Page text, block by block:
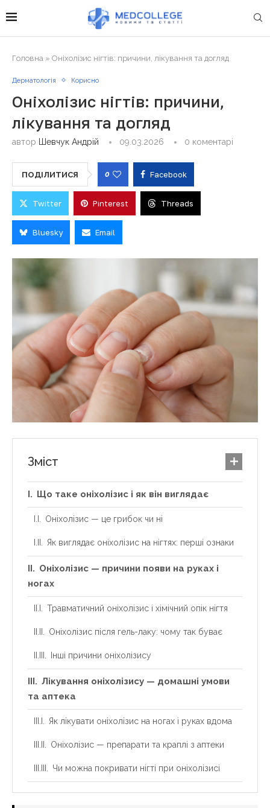
Головна » Оніхолізис нігтів: причини, лікування та догляд
Дерматологія Корисно
Оніхолізис нігтів: причини,
лікування та догляд
автор Шевчук Андрій 09.03.2026 0 коментарі
ПОДІЛИТИСЯ 0 Facebook
Twitter Pinterest Threads
Bluesky Email
Зміст
Що таке оніхолізис і як він виглядає
Оніхолізис — це грибок чи ні
Як виглядає оніхолізис на нігтях: перші ознаки
Оніхолізис — причини появи на руках і
ногах
Травматичний оніхолізис і хімічний опік нігтя
Оніхолізис після гель-лаку: чому так буває
Інші причини оніхолізису
Лікування оніхолізису — домашні умови
та аптека
Як лікувати оніхолізис на ногах і руках вдома
Оніхолізис — препарати та краплі з аптеки
Чи можна покривати нігті при оніхолізисі
Профілактика та догляд за нігтями